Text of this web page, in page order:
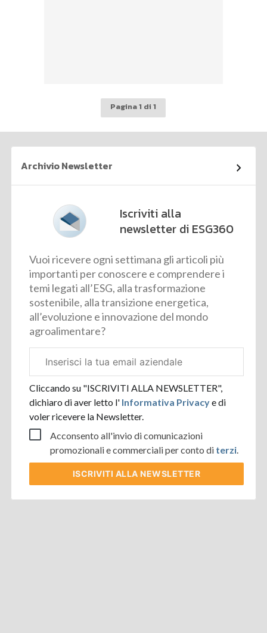
Pagina 1 di 1
Archivio Newsletter
Iscriviti alla
newsletter di ESG360
Vuoi ricevere ogni settimana gli articoli più
importanti per conoscere e comprendere i
temi legati all’ESG, alla trasformazione
sostenibile, alla transizione energetica,
all’evoluzione e innovazione del mondo
agroalimentare?
aziendale
Cliccando su "ISCRIVITI ALLA NEWSLETTER",
dichiaro di aver letto l' Informativa Privacye di
voler ricevere la Newsletter.
Acconsento all'invio di comunicazioni
promozionali e commerciali per conto di terzi
ISCRIVITI ALLA NEWSLETTER